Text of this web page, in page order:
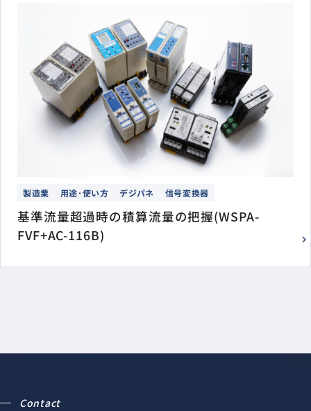
製造業 用途･使い方 デジパネ 信号変換器
基準流量超過時の積算流量の把握(WSPA-
FVF+AC-116B)
Contact